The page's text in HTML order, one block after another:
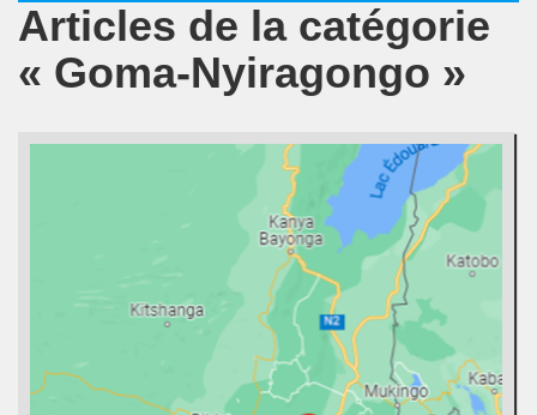
Articles de la catégorie
« Goma-Nyiragongo »